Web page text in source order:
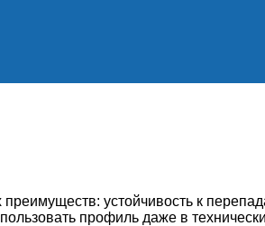
устойчивость к
профиль даже в